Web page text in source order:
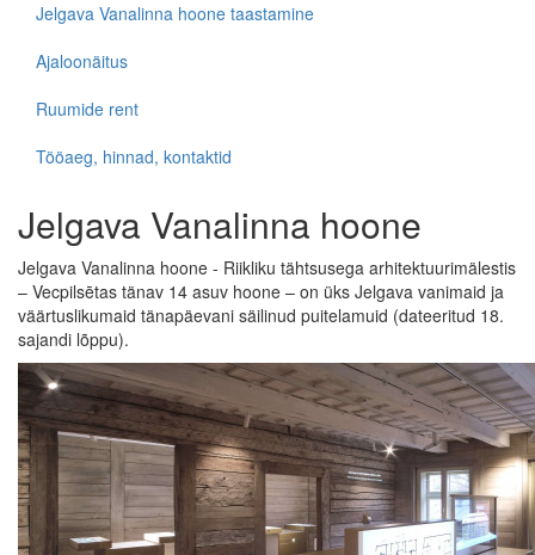
Jelgava Vanalinna hoone taastamine
Ajaloonäitus
Ruumide rent
Tööaeg, hinnad, kontaktid
Jelgava Vanalinna hoone
Jelgava Vanalinna hoone - Riikliku tähtsusega arhitektuurimälestis
– Vecpilsētas tänav 14 asuv hoone – on üks Jelgava vanimaid ja
väärtuslikumaid tänapäevani säilinud puitelamuid (dateeritud 18.
sajandi lõppu).